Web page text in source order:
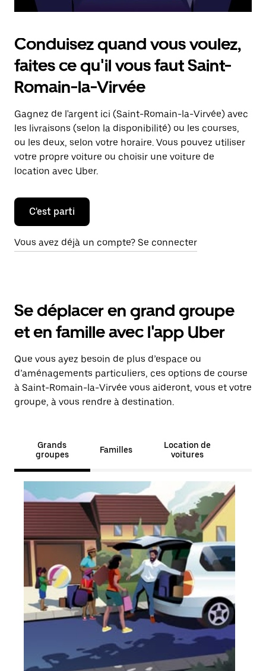
Conduisez quand vous voulez,
faites ce qu'il vous faut Saint-
Romain-la-Virvée
Gagnez de l'argent ici (Saint-Romain-la-Virvée) avec
les livraisons (selon la disponibilité) ou les courses,
ou les deux, selon votre horaire. Vous pouvez utiliser
votre propre voiture ou choisir une voiture de
location avec Uber.
C'est parti
Vous avez déjà un compte? Se connecter
Se déplacer en grand groupe
et en famille avec l'app Uber
Que vous ayez besoin de plus d’espace ou
d’aménagements particuliers, ces options de course
à Saint-Romain-la-Virvée vous aideront, vous et votre
groupe, à vous rendre à destination.
Grands
groupes
Familles
Location de
voitures